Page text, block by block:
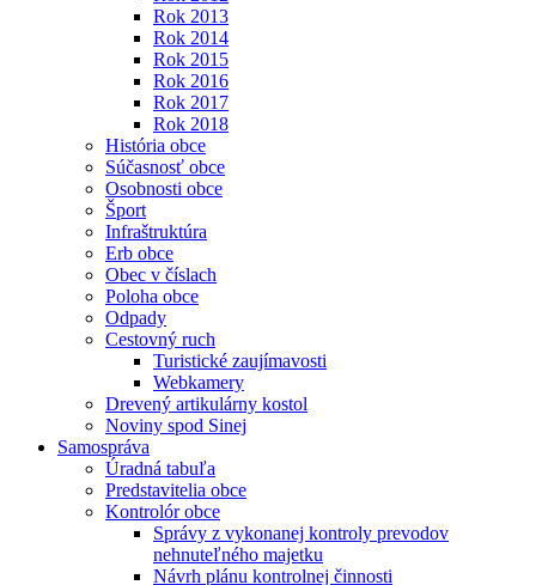
Rok 2013
Rok 2014
Rok 2015
Rok 2016
Rok 2017
Rok 2018
História obce
Súčasnosť obce
Osobnosti obce
Šport
Infraštruktúra
Erb obce
Obec v číslach
Poloha obce
Odpady
Cestovný ruch
Turistické zaujímavosti
Webkamery
Drevený artikulárny kostol
Noviny spod Sinej
Samospráva
Úradná tabuľa
Predstavitelia obce
Kontrolór obce
Správy z vykonanej kontroly prevodov
nehnuteľného majetku
Návrh plánu kontrolnej činnosti